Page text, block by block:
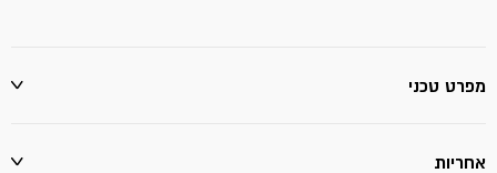
מפרט טכני
אחריות